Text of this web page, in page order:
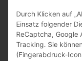
Durch Klicken auf
Einsatz folgender
ReCaptcha, Google
Tracking. Sie
(Fingerabdruck-